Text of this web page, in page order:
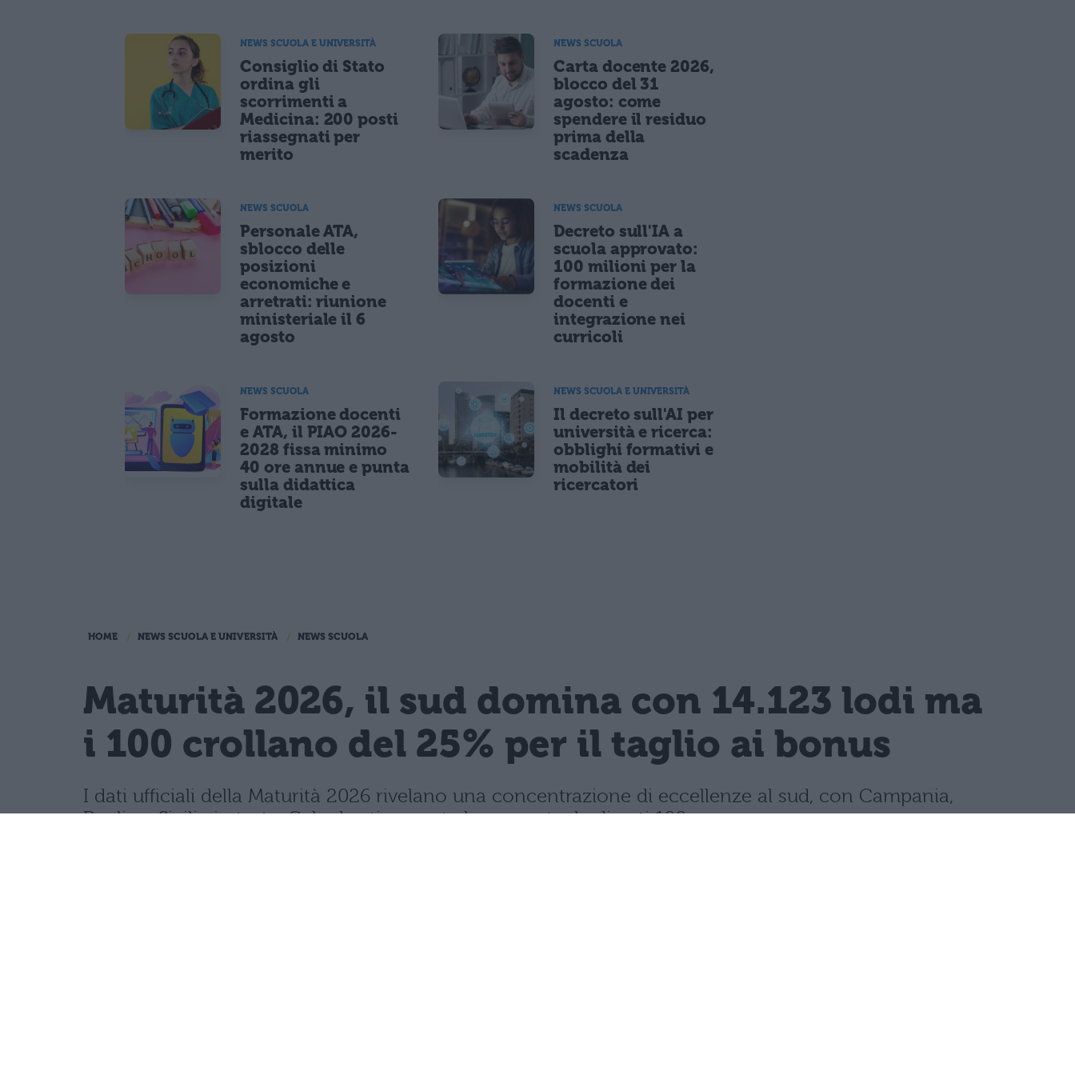
NEWS SCUOLA E UNIVERSITÀ
Consiglio di Stato
ordina gli
scorrimenti a
Medicina: 200 posti
riassegnati per
merito
NEWS SCUOLA
Carta docente 2026,
blocco del 31
agosto: come
spendere il residuo
prima della
scadenza
NEWS SCUOLA
Personale ATA,
sblocco delle
posizioni
economiche e
arretrati: riunione
ministeriale il 6
agosto
NEWS SCUOLA
Decreto sull'IA a
scuola approvato:
100 milioni per la
formazione dei
docenti e
integrazione nei
curricoli
NEWS SCUOLA
Formazione docenti
e ATA, il PIAO 2026-
2028 fissa minimo
40 ore annue e punta
sulla didattica
digitale
NEWS SCUOLA E UNIVERSITÀ
Il decreto sull'AI per
università e ricerca:
obblighi formativi e
mobilità dei
ricercatori
HOME NEWS SCUOLA E UNIVERSITÀ NEWS SCUOLA
Maturità 2026, il sud domina con 14.123 lodi ma
i 100 crollano del 25% per il taglio ai bonus
I dati ufficiali della Maturità 2026 rivelano una concentrazione di eccellenze al sud, con Campania,
Puglia e Sicilia in testa. Cala drasticamente la percentuale di voti 100.